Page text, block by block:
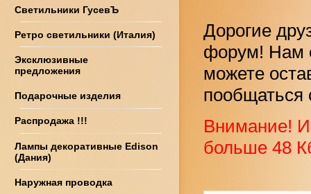
Светильники ГусевЪ
Ретро светильники (Италия)
Эксклюзивные
предложения
Подарочные изделия
Распродажа !!!
Лампы декоративные Edison
(Дания)
Наружная проводка
Дорогие
форум! Нам
можете
пообщаться
Внимание!
больше 48